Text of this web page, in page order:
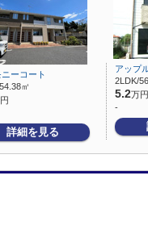
ーコート
㎡
詳細を見る
アップ
2LDK/
5.2万円
-